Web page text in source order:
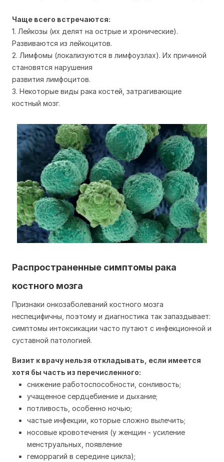
Чаще всего встречаются:
1. Лейкозы (их делят на острые и хронические).
Развиваются из лейкоцитов.
2. Лимфомы (локализуются в лимфоузлах). Их причиной
становятся нарушения
развития лимфоцитов.
3. Некоторые виды рака костей, затрагивающие
костный мозг.
Распространенные симптомы рака
костного мозга
Признаки онкозаболеваний костного мозга
неспецифичны, поэтому и диагностика так запаздывает:
симптомы интоксикации часто путают с инфекционной и
суставной патологией.
Визит к врачу нельзя откладывать, если имеется
хотя бы часть из перечисленного:
снижение работоспособности, сонливость;
учащенное сердцебиение и дыхание;
потливость, особенно ночью;
частые инфекции, которые сложно вылечить;
носовые кровотечения (у женщин - усиление
менструальных, появление
геморрагий в середине цикла);